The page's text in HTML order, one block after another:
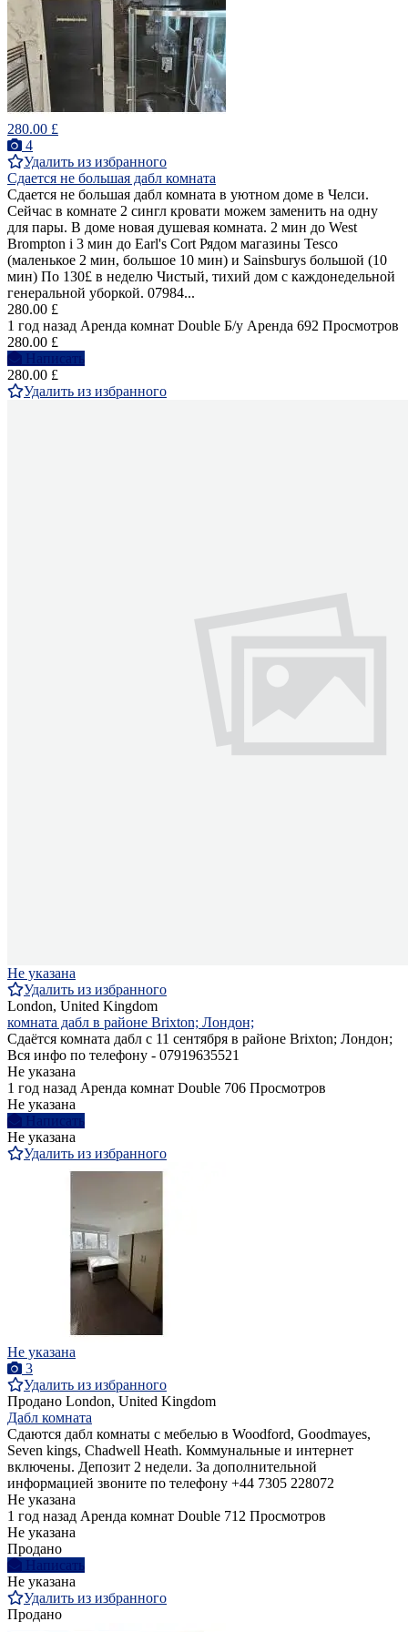
280.00 £
4
Удалить из избранного
Сдается не большая дабл комната
Сдается не большая дабл комната в уютном доме в Челси.
Сейчас в комнате 2 сингл кровати можем заменить на одну
для пары. В доме новая душевая комната. 2 мин до West
Brompton i 3 мин до Earl's Cort Рядом магазины Tesco
(маленькое 2 мин, большое 10 мин) и Sainsburys большой (10
мин) По 130£ в неделю Чистый, тихий дом с каждонедельной
генеральной уборкой. 07984...
280.00 £
1 год назад Аренда комнат Double Б/у Аренда 692 Просмотров
280.00 £
Написать
280.00 £
Удалить из избранного
Не указана
Удалить из избранного
London, United Kingdom
комната дабл в районе Brixton; Лондон;
Сдаётся комната дабл с 11 сентября в районе Brixton; Лондон;
Вся инфо по телефону - 07919635521
Не указана
1 год назад Аренда комнат Double 706 Просмотров
Не указана
Написать
Не указана
Удалить из избранного
Не указана
3
Удалить из избранного
Продано London, United Kingdom
Дабл комната
Сдаются дабл комнаты с мебелью в Woodford, Goodmayes,
Seven kings, Chadwell Heath. Коммунальные и интернет
включены. Депозит 2 недели. За дополнительной
информацией звоните по телефону +44 7305 228072
Не указана
1 год назад Аренда комнат Double 712 Просмотров
Не указана
Продано
Написать
Не указана
Удалить из избранного
Продано